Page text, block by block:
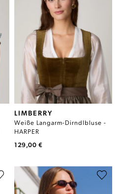
LIMBERRY
Weiße Langarm-Dirndlbluse -
HARPER
129,00 €